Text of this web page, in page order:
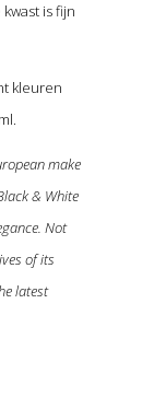
is fijn
kleuren
make
& White
Not
of its
latest